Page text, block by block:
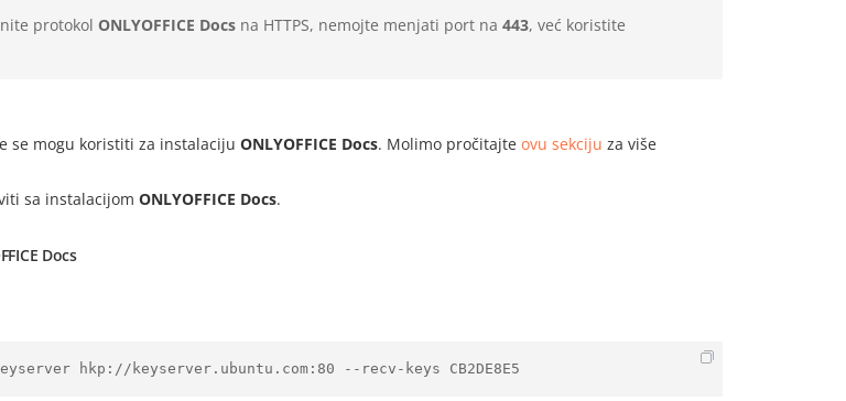
protokol ONLYOFFICE Docs na HTTPS, nemojte menjati port na 443, već koristite
se mogu koristiti za instalaciju ONLYOFFICE Docs. Molimo pročitajte ovu sekciju za više
sa instalacijom ONLYOFFICE Docs.
Docs